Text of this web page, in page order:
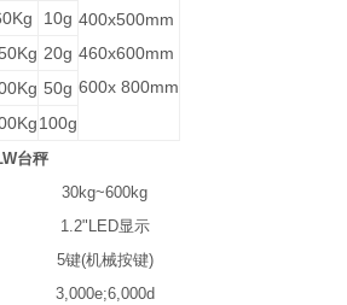
400x500mm
460x600mm
600x 800mm
10g
20g
50g
100g
台秤
30kg~600kg
1.2"LED显示
5键(机械按键)
3,000e;6,000d